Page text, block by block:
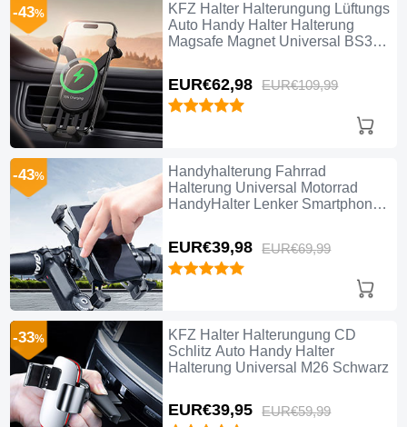
KFZ Halter Halterungung Lüftungs
Auto Handy Halter Halterung
Magsafe Magnet Universal BS3
EUR€62,98 EUR€109,99
-43%
Handyhalterung Fahrrad
Halterung Universal Motorrad
HandyHalter Lenker Smartphone
EUR€39,98 EUR€69,99
-43%
KFZ Halter Halterungung CD
Schlitz Auto Handy Halter
Halterung Universal M26 Schwarz
EUR€39,95 EUR€59,99
-33%